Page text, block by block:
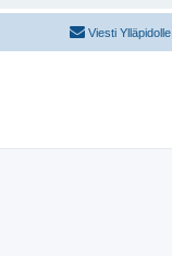
Viesti Ylläpidolle